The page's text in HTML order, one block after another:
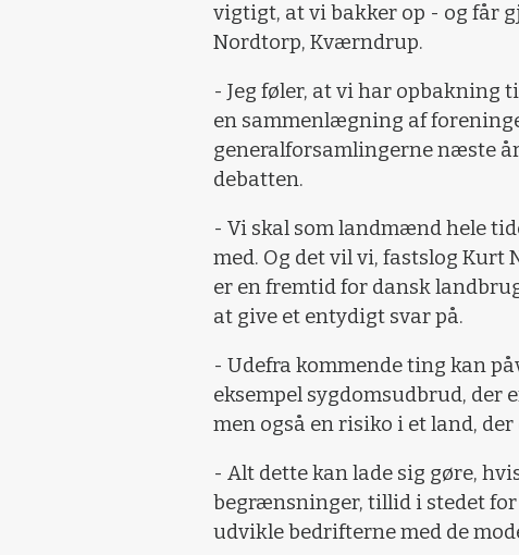
vigtigt, at vi bakker op - og får
Nordtorp, Kværndrup.
- Jeg føler, at vi har opbakning
en sammenlægning af
generalforsamlingerne næste
debatten.
- Vi skal som landmænd hele
med. Og det vil vi, fastslog Kurt
er en fremtid for dansk
at give et entydigt svar på.
- Udefra kommende ting kan
eksempel sygdomsudbrud, der
men også en risiko i et land,
- Alt dette kan lade sig gøre,
begrænsninger, tillid i stedet
udvikle bedrifterne med de